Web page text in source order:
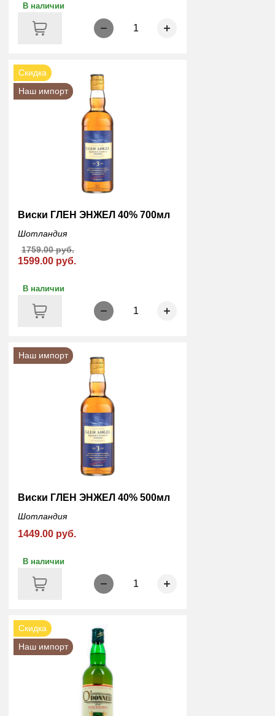
В наличии
1
Скидка
Наш импорт
Виски ГЛЕН ЭНЖЕЛ 40% 700мл
Шотландия
1599.00 руб.
1759.00 руб.
В наличии
1
Наш импорт
Виски ГЛЕН ЭНЖЕЛ 40% 500мл
Шотландия
1449.00 руб.
В наличии
1
Скидка
Наш импорт